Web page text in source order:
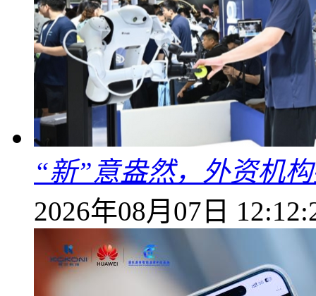
“新”意盎然，外资机
2026年08月07日